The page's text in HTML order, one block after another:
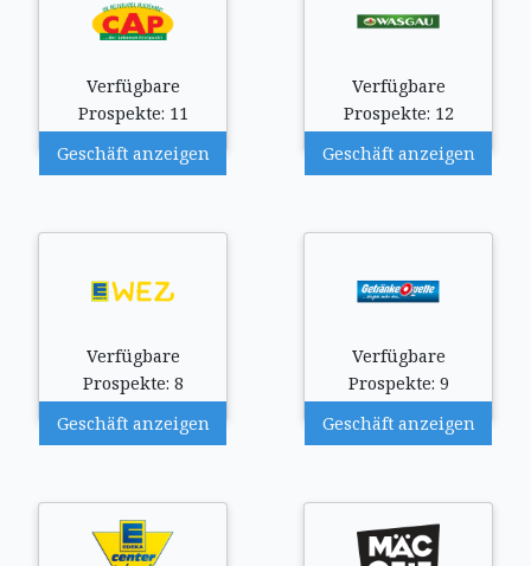
Verfügbare
Prospekte: 11
Geschäft anzeigen
Verfügbare
Prospekte: 12
Geschäft anzeigen
Verfügbare
Prospekte: 8
Geschäft anzeigen
Verfügbare
Prospekte: 9
Geschäft anzeigen